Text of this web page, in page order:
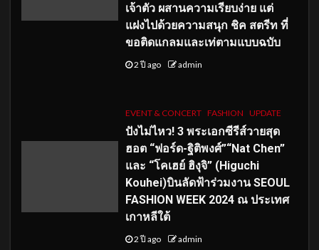
เจ้าตัว ผสานความเรียบง่าย แต่
แฝงไปด้วยความสนุก ชิค สตรีท ที่
ขอติดแกลมและเท่ตามแบบฉบับ
2 ปี ago admin
EVENT & CONCERT FASHION UPDATE
ปังไม่ไหว! 3 พระเอกซีรีส์วายสุด
ฮอต “ฟอร์ด-ฐิติพงศ์”“Nat Chen”
และ “โคเฮย์ ฮิงุจิ” (Higuchi
Kouhei)บินลัดฟ้าร่วมงาน SEOUL
FASHION WEEK 2024 ณ ประเทศ
เกาหลีใต้
2 ปี ago admin